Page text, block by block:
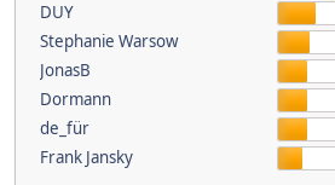
DUY
Stephanie Warsow
JonasB
Dormann
de_für
Frank Jansky